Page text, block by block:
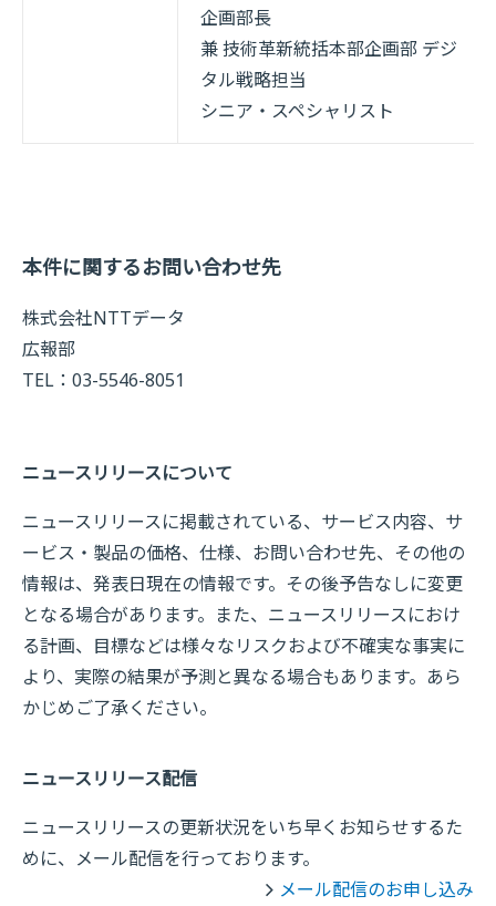
企画部長
兼 技術革新統括本部企画部 デジ
タル戦略担当
シニア・スペシャリスト
本件に関するお問い合わせ先
株式会社NTTデータ
広報部
TEL：03-5546-8051
ニュースリリースについて
ニュースリリースに掲載されている、サービス内容、サ
ービス・製品の価格、仕様、お問い合わせ先、その他の
情報は、発表日現在の情報です。その後予告なしに変更
となる場合があります。また、ニュースリリースにおけ
る計画、目標などは様々なリスクおよび不確実な事実に
より、実際の結果が予測と異なる場合もあります。あら
かじめご了承ください。
ニュースリリース配信
ニュースリリースの更新状況をいち早くお知らせするた
めに、メール配信を行っております。
メール配信のお申し込み